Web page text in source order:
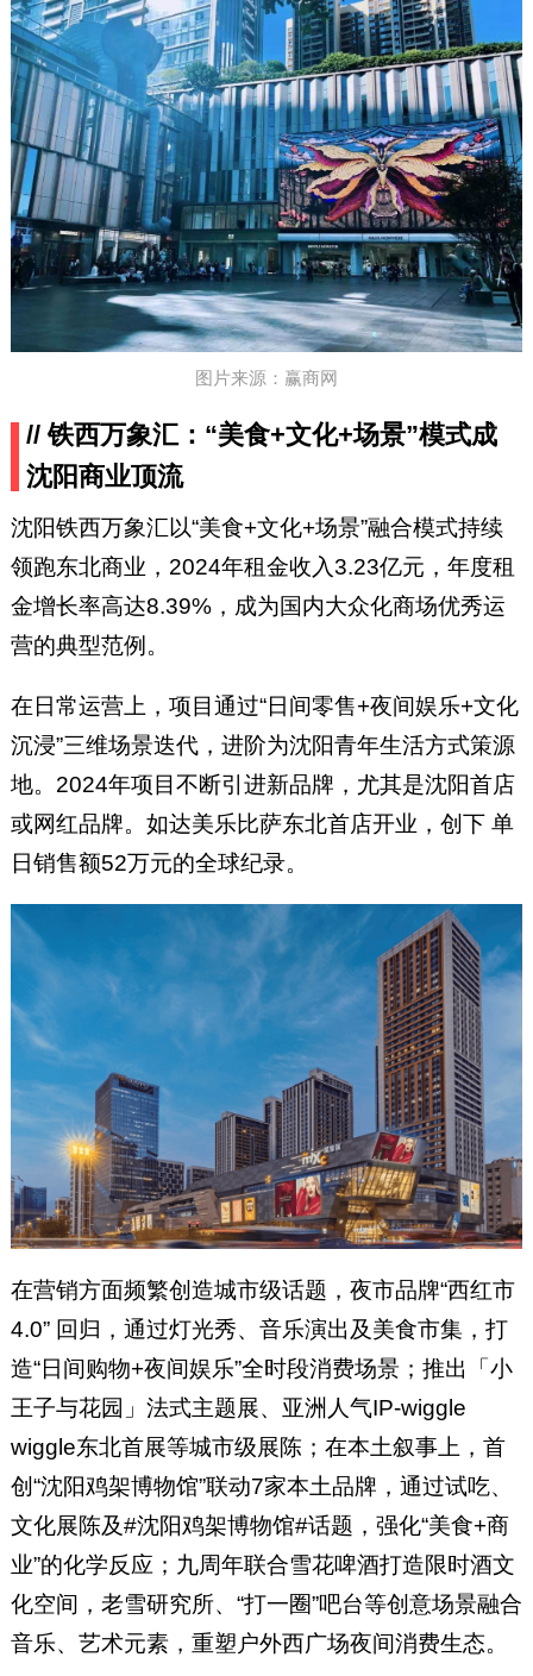
图片来源：赢商网
// 铁西万象汇：“美食+文化+场景”模式成
沈阳商业顶流
沈阳铁西万象汇以“美食+文化+场景”融合模式持续
领跑东北商业，2024年租金收入3.23亿元，年度租
金增长率高达8.39%，成为国内大众化商场优秀运
营的典型范例。
在日常运营上，项目通过“日间零售+夜间娱乐+文化
沉浸”三维场景迭代，进阶为沈阳青年生活方式策源
地。2024年项目不断引进新品牌，尤其是沈阳首店
或网红品牌。如达美乐比萨东北首店开业，创下 单
日销售额52万元的全球纪录。
在营销方面频繁创造城市级话题，夜市品牌“西红市
4.0” 回归，通过灯光秀、音乐演出及美食市集，打
造“日间购物+夜间娱乐”全时段消费场景；推出「小
王子与花园」法式主题展、亚洲人气IP-wiggle
wiggle东北首展等城市级展陈；在本土叙事上，首
创“沈阳鸡架博物馆”联动7家本土品牌，通过试吃、
文化展陈及#沈阳鸡架博物馆#话题，强化“美食+商
业”的化学反应；九周年联合雪花啤酒打造限时酒文
化空间，老雪研究所、“打一圈”吧台等创意场景融合
音乐、艺术元素，重塑户外西广场夜间消费生态。